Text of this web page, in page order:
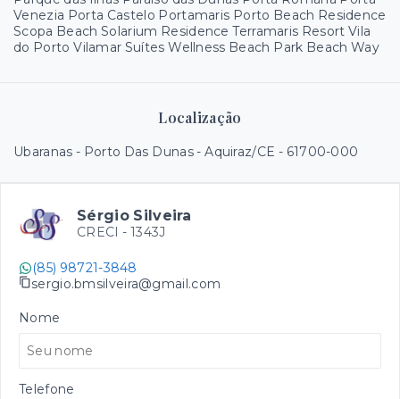
Venezia Porta Castelo Portamaris Porto Beach Residence
Scopa Beach Solarium Residence Terramaris Resort Vila
do Porto Vilamar Suítes Wellness Beach Park Beach Way
Localização
Ubaranas - Porto Das Dunas - Aquiraz/CE - 61700-000
Sérgio Silveira
CRECI - 1343J
(85) 98721-3848
sergio.bmsilveira@gmail.com
Nome
Telefone